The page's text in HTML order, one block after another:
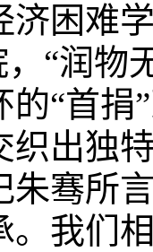
济困难
“润物
的“首捐
织出独
朱骞所
。我们